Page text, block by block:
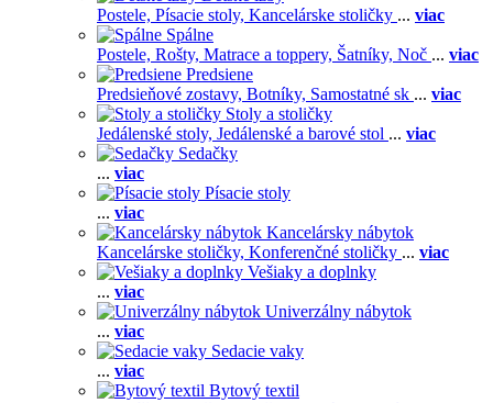
Postele, Písacie stoly, Kancelárske stoličky ... viac
Spálne
Postele, Rošty, Matrace a toppery, Šatníky, Noč ... viac
Predsiene
Predsieňové zostavy, Botníky, Samostatné sk ... viac
Stoly a stoličky
Jedálenské stoly, Jedálenské a barové stol ... viac
Sedačky
... viac
Písacie stoly
... viac
Kancelársky nábytok
Kancelárske stoličky, Konferenčné stoličky ... viac
Vešiaky a doplnky
... viac
Univerzálny nábytok
... viac
Sedacie vaky
... viac
Bytový textil